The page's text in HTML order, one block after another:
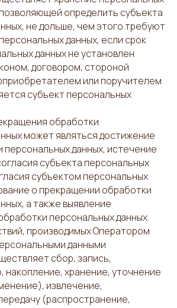
определить субъекта
не дольше, чем этого требуют
данных, если срок
данных не установлен
договором, стороной
или поручителем
субъект персональных
обработки
может являться достижение
персональных данных, истечение
субъекта персональных
субъектом персональных
о прекращении обработки
а также выявление
персональных данных.
производимых Оператором
данными
сбор, запись,
накопление, хранение, уточнение
извлечение,
(распространение,